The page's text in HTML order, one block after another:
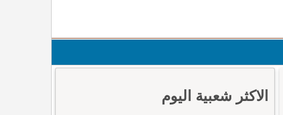
الاكثر شعبية اليوم